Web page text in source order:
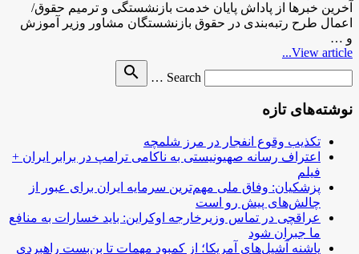
آخرین خبرها از پاداش پایان خدمت بازنشستگی و ترمیم حقوق/
اعمال طرح رتبه‌بندی در حقوق بازنشستگان مشاور وزیر آموزش
و …
View article...
Search …
search
نوشته‌های تازه
تکذیب وقوع انفجار در مرز شلمچه
اعتراف رسانه صهیونیستی به ناکامی ترامپ در برابر ایران +
فیلم
پزشکیان: وفاق ملی مهم‌ترین سرمایه ایران برای عبور از
چالش‌های پیش رو است
عراقچی در تماس وزیرخارجه اوکراین: باید خسارات به منافع
ما جبران شود
پاشنه آشیل‌های آمریکا؛ از کمبود مهمات تا بن‌بست راهبردی